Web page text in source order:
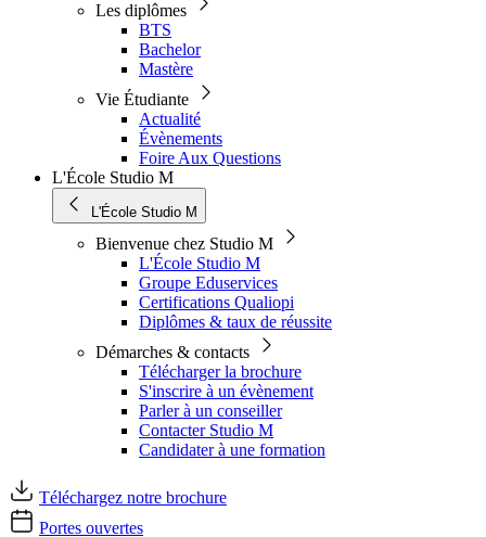
Les diplômes
BTS
Bachelor
Mastère
Vie Étudiante
Actualité
Évènements
Foire Aux Questions
L'École Studio M
L'École Studio M
Bienvenue chez Studio M
L'École Studio M
Groupe Eduservices
Certifications Qualiopi
Diplômes & taux de réussite
Démarches & contacts
Télécharger la brochure
S'inscrire à un évènement
Parler à un conseiller
Contacter Studio M
Candidater à une formation
Téléchargez notre brochure
Portes ouvertes